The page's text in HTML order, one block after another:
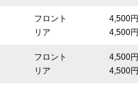
フロント
4,500円
リア
4,500円
フロント
4,500円
リア
4,500円